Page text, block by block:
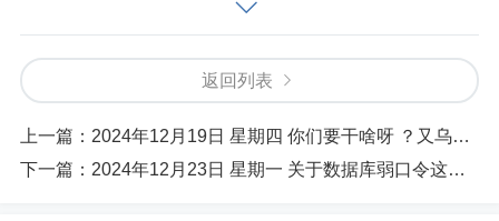
If you are unable to contact us through the site, then you c
Waiting for a response via mail can be several days. Do n
ot use it if you have not tried contacting through the site.
返回列表
上一篇： 2024年12月19日 星期四 你们要干啥呀 ？又乌克兰 基辅 又俄罗斯 莫斯科的？
下一篇： 2024年12月23日 星期一 关于数据库弱口令这事 ，你怎么看 ？